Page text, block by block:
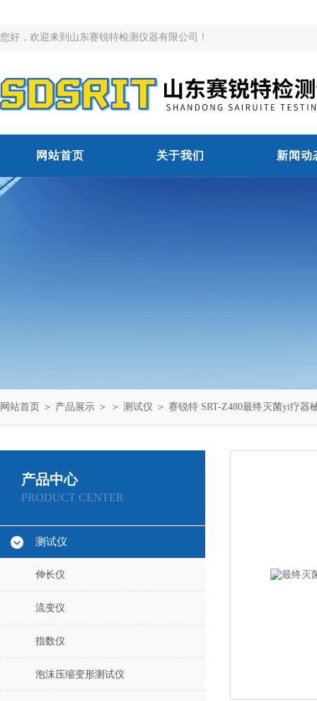
您好，欢迎来到山东赛锐特检测仪器有限公司！
网站首页 关于我们 新闻动
网站首页 ＞ 产品展示 ＞ ＞ 测试仪 ＞ 赛锐特 SRT-Z480最终灭菌yi疗器
产品中心
PRODUCT CENTER
测试仪
伸长仪
流变仪
指数仪
泡沫压缩变形测试仪